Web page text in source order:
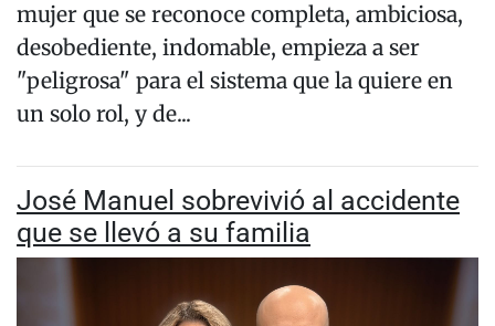
mujer que se reconoce completa, ambiciosa,
desobediente, indomable, empieza a ser
"peligrosa" para el sistema que la quiere en
un solo rol, y de...
José Manuel sobrevivió al accidente
que se llevó a su familia